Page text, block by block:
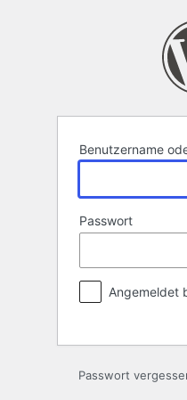
Benutzername
Passwort
Angemeldet
Passwort